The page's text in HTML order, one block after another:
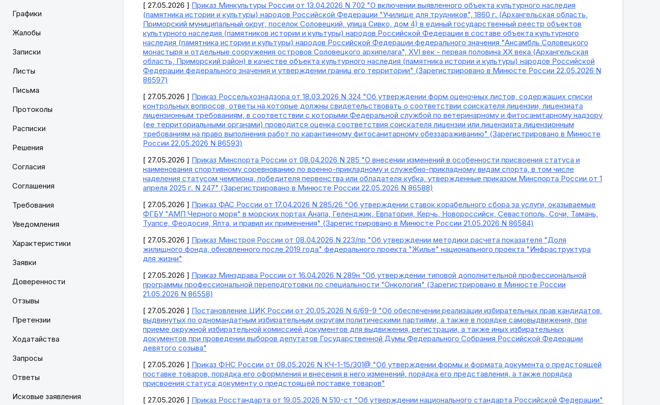
Графики
Жалобы
Записки
Листы
Письма
Протоколы
Расписки
Решения
Согласия
Соглашения
Требования
Уведомления
Характеристики
Заявки
Доверенности
Отзывы
Претензии
Ходатайства
Запросы
Ответы
Исковые заявления
[ 27.05.2026 ] Приказ Минкультуры России от 13.04.2026 N 702 "О включении выявленного объекта культурного наследия
(памятника истории и культуры) народов Российской Федерации "Училище для трудников", 1860 г. (Архангельская область,
Приморский муниципальный округ, поселок Соловецкий, улица Сивко, дом 4) в единый государственный реестр объектов
культурного наследия (памятников истории и культуры) народов Российской Федерации в составе объекта культурного
наследия (памятника истории и культуры) народов Российской Федерации федерального значения "Ансамбль Соловецкого
монастыря и отдельные сооружения островов Соловецкого архипелага", XVI век - первая половина XX века (Архангельская
область, Приморский район) в качестве объекта культурного наследия (памятника истории и культуры) народов Российской
Федерации федерального значения и утверждении границ его территории" (Зарегистрировано в Минюсте России 22.05.2026 N
86597)
[ 27.05.2026 ] Приказ Россельхознадзора от 18.03.2026 N 324 "Об утверждении форм оценочных листов, содержащих списки
контрольных вопросов, ответы на которые должны свидетельствовать о соответствии соискателя лицензии, лицензиата
лицензионным требованиям, в соответствии с которыми Федеральной службой по ветеринарному и фитосанитарному надзору
(ее территориальными органами) проводится оценка соответствия соискателя лицензии или лицензиата лицензионным
требованиям на право выполнения работ по карантинному фитосанитарному обеззараживанию" (Зарегистрировано в Минюсте
России 22.05.2026 N 86593)
[ 27.05.2026 ] Приказ Минспорта России от 08.04.2026 N 285 "О внесении изменений в особенности присвоения статуса и
наименования спортивному соревнованию по военно-прикладному и служебно-прикладному видам спорта, в том числе
наделения статусом чемпиона, победителя первенства или обладателя кубка, утвержденные приказом Минспорта России от 1
апреля 2025 г. N 247" (Зарегистрировано в Минюсте России 22.05.2026 N 86588)
[ 27.05.2026 ] Приказ ФАС России от 17.04.2026 N 285/26 "Об утверждении ставок корабельного сбора за услуги, оказываемые
ФГБУ "АМП Черного моря" в морских портах Анапа, Геленджик, Евпатория, Керчь, Новороссийск, Севастополь, Сочи, Тамань,
Туапсе, Феодосия, Ялта, и правил их применения" (Зарегистрировано в Минюсте России 21.05.2026 N 86584)
[ 27.05.2026 ] Приказ Минстроя России от 08.04.2026 N 223/пр "Об утверждении методики расчета показателя "Доля
жилищного фонда, обновленного после 2019 года" федерального проекта "Жилье" национального проекта "Инфраструктура
для жизни"
[ 27.05.2026 ] Приказ Минздрава России от 16.04.2026 N 289н "Об утверждении типовой дополнительной профессиональной
программы профессиональной переподготовки по специальности "Онкология" (Зарегистрировано в Минюсте России
21.05.2026 N 86558)
[ 27.05.2026 ] Постановление ЦИК России от 20.05.2026 N 6/69-9 "Об обеспечении реализации избирательных прав кандидатов,
выдвинутых по одномандатным избирательным округам политическими партиями, а также в порядке самовыдвижения, при
приеме окружной избирательной комиссией документов для выдвижения, регистрации, а также иных избирательных
документов при проведении выборов депутатов Государственной Думы Федерального Собрания Российской Федерации
девятого созыва"
[ 27.05.2026 ] Приказ ФНС России от 08.05.2026 N КЧ-1-15/301@ "Об утверждении формы и формата документа о предстоящей
поставке товаров, порядка его оформления и внесения в него изменений, порядка его представления, а также порядка
присвоения статуса документу о предстоящей поставке товаров"
[ 27.05.2026 ] Приказ Росстандарта от 19.05.2026 N 510-ст "Об утверждении национального стандарта Российской Федерации"